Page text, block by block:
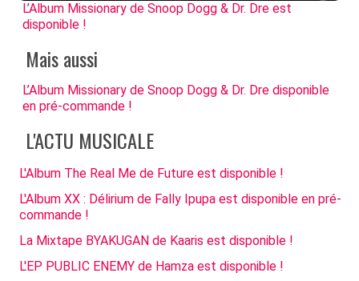
L’Album Missionary de Snoop Dogg & Dr. Dre est
disponible !
Mais aussi
L’Album Missionary de Snoop Dogg & Dr. Dre disponible
en pré-commande !
L'ACTU MUSICALE
L'Album The Real Me de Future est disponible !
L'Album XX : Délirium de Fally Ipupa est disponible en pré-
commande !
La Mixtape BYAKUGAN de Kaaris est disponible !
L'EP PUBLIC ENEMY de Hamza est disponible !